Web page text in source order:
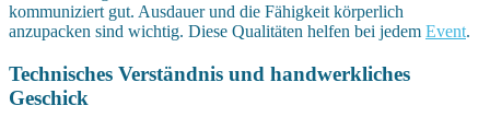
kommuniziert gut. Ausdauer und die Fähigkeit körperlich
anzupacken sind wichtig. Diese Qualitäten helfen bei jedem Event.
Technisches Verständnis und handwerkliches
Geschick